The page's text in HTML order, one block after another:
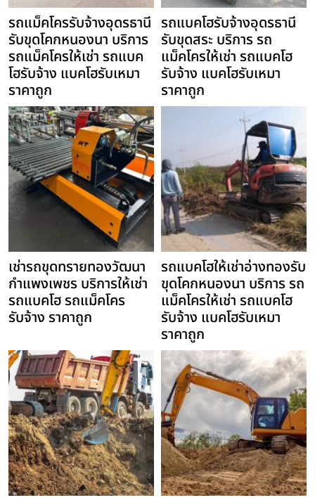
รถแม็คโครรับจ้างอุดรธานี
รับขุดโคกหนองนา บริการ
รถแม็คโครให้เช่า รถแบค
โฮรับจ้าง แบคโฮรับเหมา
ราคาถูก
รถแบคโฮรับจ้างอุดรธานี
รับขุดสระ บริการ รถ
แม็คโครให้เช่า รถแบคโฮ
รับจ้าง แบคโฮรับเหมา
ราคาถูก
เช่ารถขุดทรายทองวัฒนา
กำแพงเพชร บริการให้เช่า
รถแบคโฮ รถแม็คโคร
รับจ้าง ราคาถูก
รถแบคโฮให้เช่าอ่างทองรับ
ขุดโคกหนองนา บริการ รถ
แม็คโครให้เช่า รถแบคโฮ
รับจ้าง แบคโฮรับเหมา
ราคาถูก